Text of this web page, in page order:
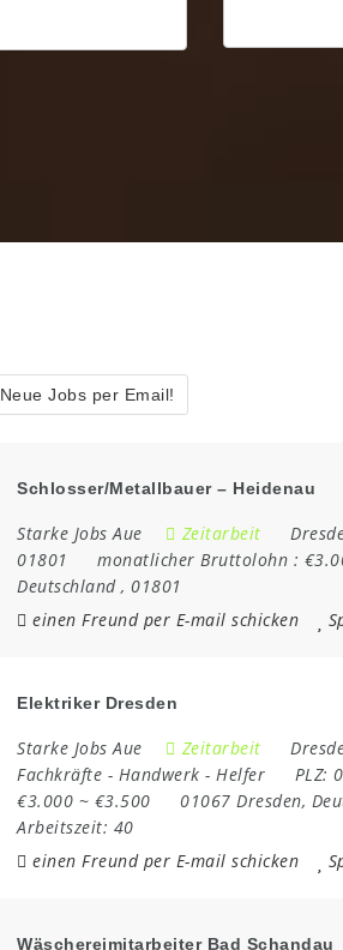
Neue Jobs per Email!
Schlosser/Metallbauer – Heidenau
Starke Jobs Aue Zeitarbeit
01801
monatlicher Bruttolohn :
Deutschland,01801
einen Freund per E-mail schicken
Elektriker Dresden
Starke Jobs Aue Zeitarbeit
Fachkräfte - Handwerk -Helfer PLZ:
€3.000 ~ €3.500
01067 Dresden,
Arbeitszeit: 40
einen Freund per E-mail schicken
Wäschereimitarbeiter Bad Schandau